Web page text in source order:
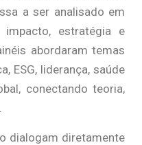
a ser analisado em
impacto, estratégia e
abordaram temas
ESG, liderança, saúde
conectando teoria,
dialogam diretamente